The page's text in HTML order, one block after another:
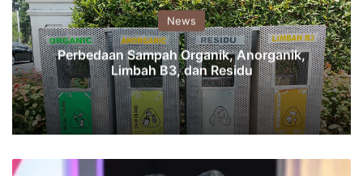
News
Perbedaan Sampah Organik, Anorganik,
Limbah B3, dan Residu
Rilis